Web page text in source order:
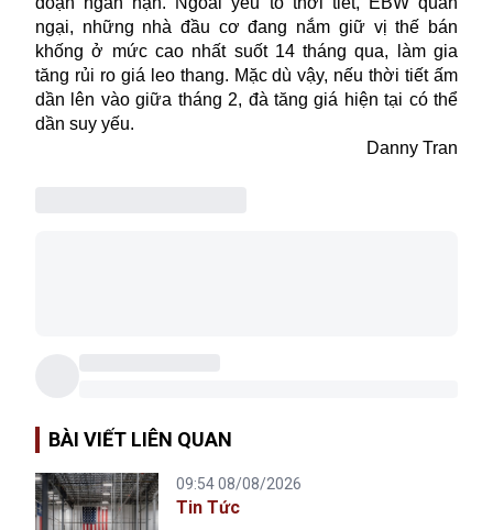
ngại, những nhà đầu cơ đang nắm giữ vị thế bán
khống ở mức cao nhất suốt 14 tháng qua, làm gia
tăng rủi ro giá leo thang. Mặc dù vậy, nếu thời tiết ấm
dần lên vào giữa tháng 2, đà tăng giá hiện tại có thể
dần suy yếu.
Danny Tran
BÀI VIẾT LIÊN QUAN
09:54 08/08/2026
Tin Tức